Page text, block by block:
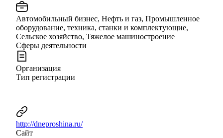
Автомобильный бизнес, Нефть и газ, Промышленное
оборудование, техника, станки и комплектующие,
Сельское хозяйство, Тяжелое машиностроение
Сферы деятельности
Организация
Тип регистрации
http://dneproshina.ru/
Сайт